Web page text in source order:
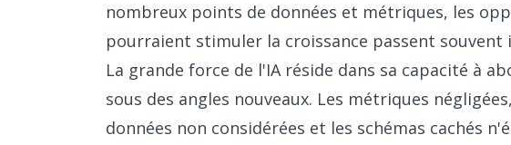
nombreux points de données et métriques, les
pourraient stimuler la croissance passent souvent
La grande force de l'IA réside dans sa capacité à
sous des angles nouveaux. Les métriques
données non considérées et les schémas cachés